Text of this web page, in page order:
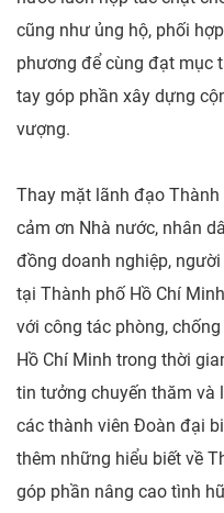
cũng như ủng hộ, phối
phương để cùng đạt mục
tay góp phần xây dựng
vượng.
Thay mặt lãnh đạo
cảm ơn Nhà nước, nhân
đồng doanh nghiệp,
tại Thành phố Hồ Chí
với công tác phòng,
Hồ Chí Minh trong thời
tin tưởng chuyến thăm và
các thành viên Đoàn đại
thêm những hiểu biết về
góp phần nâng cao tình